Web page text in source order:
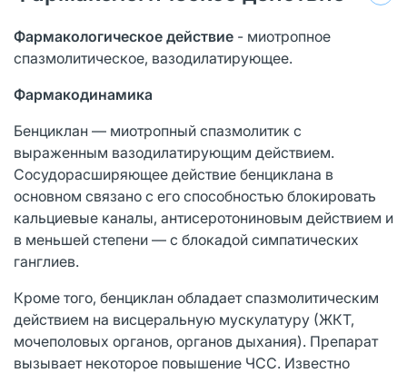
Фармакологическое действие - миотропное
спазмолитическое, вазодилатирующее.
Фармакодинамика
Бенциклан — миотропный спазмолитик с
выраженным вазодилатирующим действием.
Сосудорасширяющее действие бенциклана в
основном связано с его способностью блокировать
кальциевые каналы, антисеротониновым действием и
в меньшей степени — с блокадой симпатических
ганглиев.
Кроме того, бенциклан обладает спазмолитическим
действием на висцеральную мускулатуру (ЖКТ,
мочеполовых органов, органов дыхания). Препарат
вызывает некоторое повышение ЧСС. Известно